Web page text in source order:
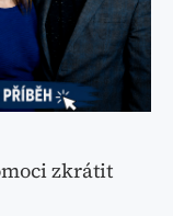
zkrátit